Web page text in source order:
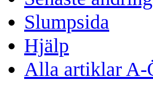
Slumpsida
Hjälp
Alla artiklar A-